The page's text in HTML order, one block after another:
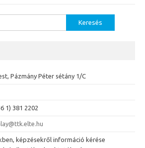
Pázmány Péter sétány 1/C
1) 381 2202
képzésekről információ kérése